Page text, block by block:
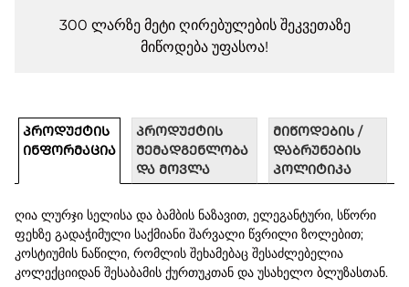
300 ლარზე მეტი ღირებულების შეკვეთაზე
მიწოდება უფასოა!
ᲞᲠᲝᲓᲣᲥᲢᲘᲡ
ᲘᲜᲤᲝᲠᲛᲐᲪᲘᲐ
ᲞᲠᲝᲓᲣᲥᲢᲘᲡ
ᲨᲔᲛᲐᲓᲒᲔᲜᲚᲝᲑᲐ
ᲓᲐ ᲛᲝᲕᲚᲐ
ᲛᲘᲬᲝᲓᲔᲑᲘᲡ /
ᲓᲐᲑᲠᲣᲜᲔᲑᲘᲡ
ᲞᲝᲚᲘᲢᲘᲙᲐ
ღია ლურჯი სელისა და ბამბის ნაზავით, ელეგანტური, სწორი
ფეხზე გადაჭიმული საქმიანი შარვალი წვრილი ზოლებით;
კოსტიუმის ნაწილი, რომლის შეხამებაც შესაძლებელია
კოლექციიდან შესაბამის ქურთუკთან და უსახელო ბლუზასთან.